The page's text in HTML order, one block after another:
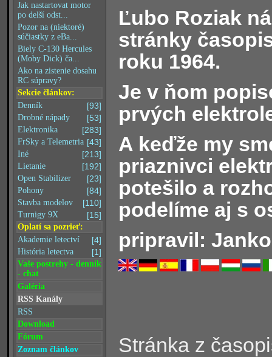
Jak nastartovat motor
po delší odst...
Pozor na (niektoré)
súčiastky z eBa...
Biely C-130 Hercules
(Moby Dick) ča...
Ako na zistenie dosahu
RC súpravy?
Sekcie článkov:
[93]
Denník
[53]
Drobné nápady
[283]
Elektronika
[43]
FrSky a Telemetria
[213]
Iné
[192]
Lietanie
[23]
Open Stabilizer
[84]
Pohony
[110]
Stavba modelov
[15]
Turnigy 9X
Oplatí sa pozrieť:
[4]
Akademie letectví
[1]
História letectva
Vaše postrehy - denník
- chat
Galéria
RSS Kanály
RSS
Download
Fórum
Zoznam článkov
Ľubo Roziak
stránky
roku 1964.
Je v ňom
prvých
A keďže my
priaznivci
potešilo a
podelíme aj s
pripravil:
Stránka z